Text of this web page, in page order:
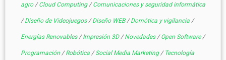
agro /Cloud Computing /Comunicaciones y seguridad informática
/Diseño de Videojuegos /Diseño WEB/Domótica y vigilancia /
Energías Renovables /Impresión 3D /Novedades /Open Software /
Programación /Robótica /Social Media Marketing / Tecnología